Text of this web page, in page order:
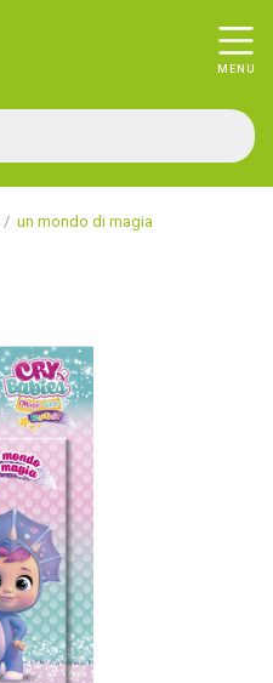
un mondo di magia